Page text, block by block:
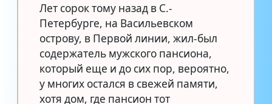
Лет сорок тому назад в С.-
Петербурге, на Васильевском
острову, в Первой линии, жил-был
содержатель мужского пансиона,
который еще и до сих пор, вероятно,
у многих остался в свежей памяти,
хотя дом, где пансион тот